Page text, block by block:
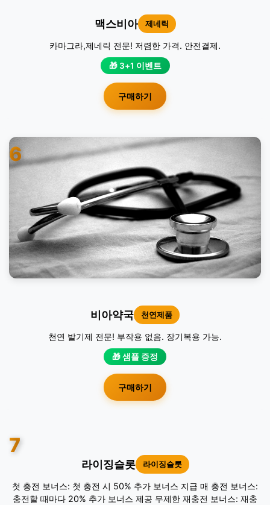
맥스비아 제네릭
카마그라,제네릭 전문! 저렴한 가격. 안전결제.
🎁 3+1 이벤트
구매하기
6
비아약국 천연제품
천연 발기제 전문! 부작용 없음. 장기복용 가능.
🎁 샘플 증정
구매하기
7
라이징슬롯 라이징슬롯
첫 충전 보너스: 첫 충전 시 50% 추가 보너스 지급 매 충전 보너스:
충전할 때마다 20% 추가 보너스 제공 무제한 재충전 보너스: 재충